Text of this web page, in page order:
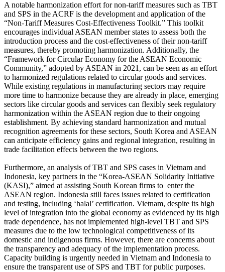
A notable harmonization effort for non-tariff measures such as TBT
and SPS in the ACRF is the development and application of the
“Non-Tariff Measures Cost-Effectiveness Toolkit.” This toolkit
encourages individual ASEAN member states to assess both the
introduction process and the cost-effectiveness of their non-tariff
measures, thereby promoting harmonization. Additionally, the
“Framework for Circular Economy for the ASEAN Economic
Community,” adopted by ASEAN in 2021, can be seen as an effort
to harmonized regulations related to circular goods and services.
While existing regulations in manufacturing sectors may require
more time to harmonize because they are already in place, emerging
sectors like circular goods and services can flexibly seek regulatory
harmonization within the ASEAN region due to their ongoing
establishment. By achieving standard harmonization and mutual
recognition agreements for these sectors, South Korea and ASEAN
can anticipate efficiency gains and regional integration, resulting in
trade facilitation effects between the two regions.
Furthermore, an analysis of TBT and SPS cases in Vietnam and
Indonesia, key partners in the “Korea-ASEAN Solidarity Initiative
(KASI),” aimed at assisting South Korean firms to enter the
ASEAN region. Indonesia still faces issues related to certification
and testing, including ‘halal’ certification. Vietnam, despite its high
level of integration into the global economy as evidenced by its high
trade dependence, has not implemented high-level TBT and SPS
measures due to the low technological competitiveness of its
domestic and indigenous firms. However, there are concerns about
the transparency and adequacy of the implementation process.
Capacity building is urgently needed in Vietnam and Indonesia to
ensure the transparent use of SPS and TBT for public purposes.